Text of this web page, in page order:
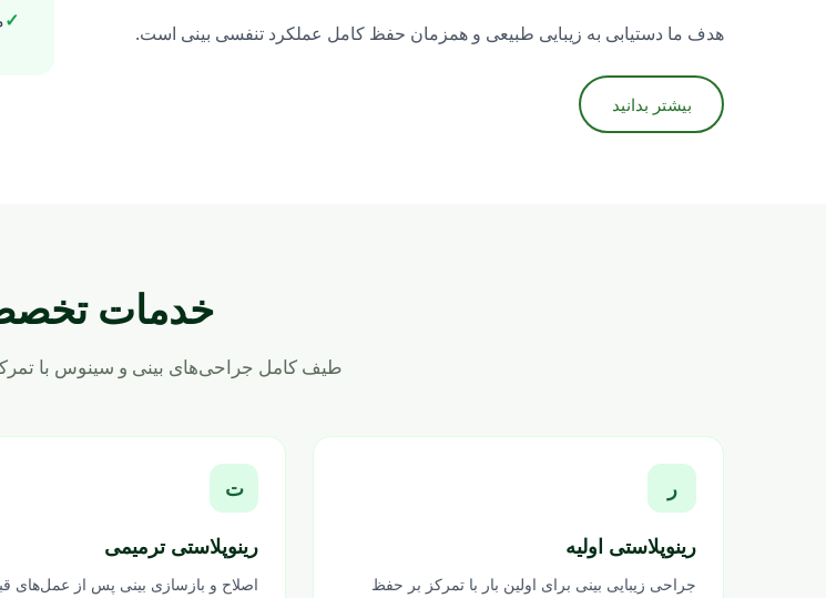
هدف ما دستیابی به زیبایی طبیعی و همزمان حفظ کامل عملکرد تنفسی بینی است.
بیشتر بدانید
✓
خدمات
طیف کامل جراحی‌های بینی و سینوس با
ر
رینوپلاستی اولیه
جراحی زیبایی بینی برای اولین بار با تمرکز بر حفظ
ت
رینوپلاستی ترمیمی
اصلاح و بازسازی بینی پس از عمل‌های